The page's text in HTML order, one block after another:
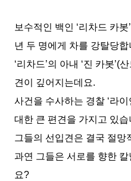
보수적인 백인 ‘리차드 카
년 두 명에게 차를 강탈당합
‘리차드’의 아내 ‘진 카봇’(
견이 깊어지는데요.
사건을 수사하는 경찰 ‘라이
대한 큰 편견을 가지고 있습
그들의 선입견은 결국 절망
과연 그들은 서로를 향한
요?